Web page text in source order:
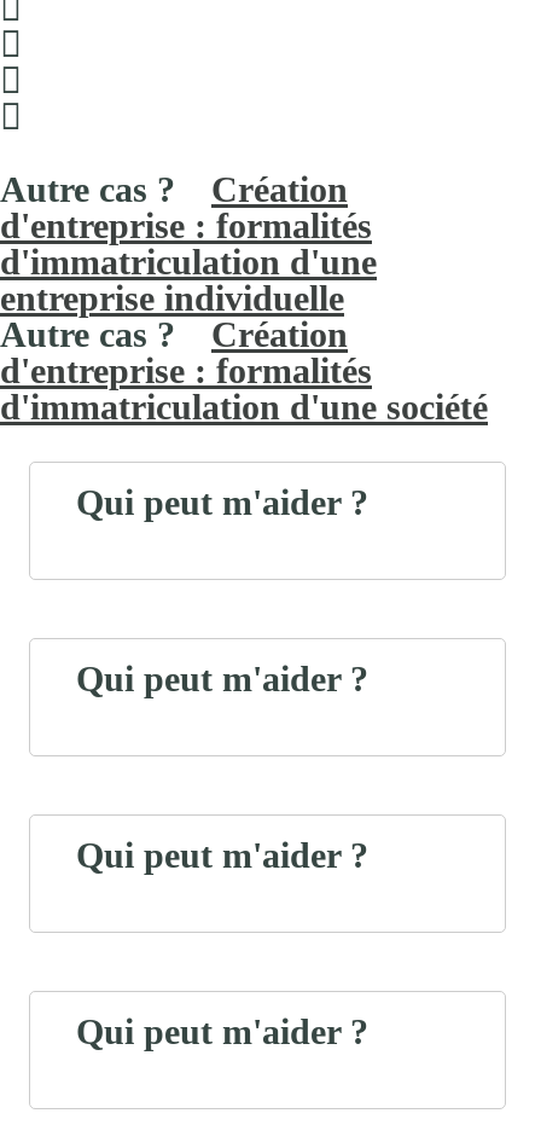
Création
d'entreprise : formalités
d'immatriculation d'une
entreprise individuelle
Création
d'entreprise : formalités
d'immatriculation d'une société
Qui peut m'aider ?
Qui peut m'aider ?
Qui peut m'aider ?
Qui peut m'aider ?